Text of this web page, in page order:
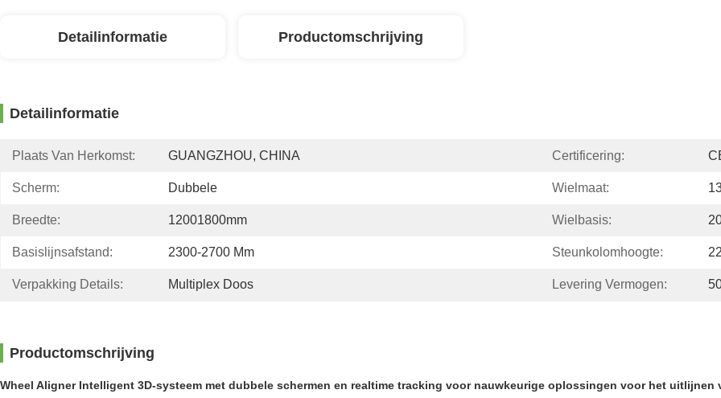
Detailinformatie Productomschrijving
Detailinformatie
Plaats Van Herkomst: GUANGZHOU, CHINA Certificering:
Scherm: Dubbele Wielmaat:
Breedte: 12001800mm Wielbasis:
Basislijnsafstand: 2300-2700 Mm Steunkolomhoogte:
Verpakking Details: Multiplex Doos Levering Vermogen:
Productomschrijving
Wheel Aligner Intelligent 3D-systeem met dubbele schermen en realtime tracking voor nauwkeurige oplossingen voor het uitlijnen